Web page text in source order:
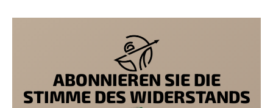
ABONNIEREN SIE DIE
STIMME DES WIDERSTANDS